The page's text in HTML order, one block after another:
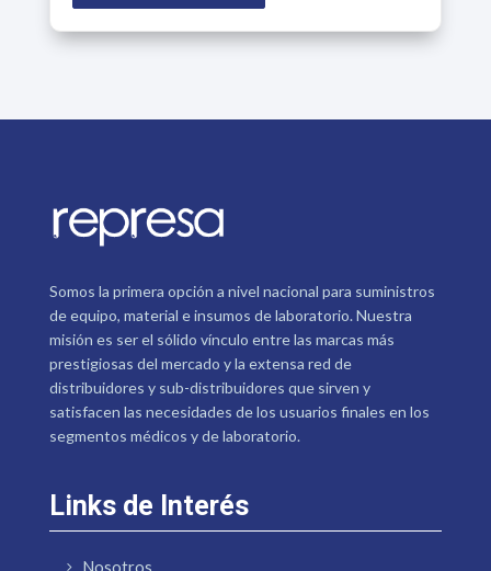
Somos la primera opción a nivel nacional para suministros
de equipo, material e insumos de laboratorio. Nuestra
misión es ser el sólido vínculo entre las marcas más
prestigiosas del mercado y la extensa red de
distribuidores y sub-distribuidores que sirven y
satisfacen las necesidades de los usuarios finales en los
segmentos médicos y de laboratorio.
Links de Interés
Nosotros